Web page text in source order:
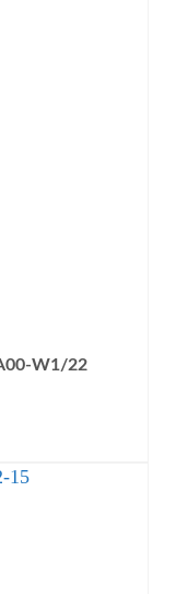
W1/22